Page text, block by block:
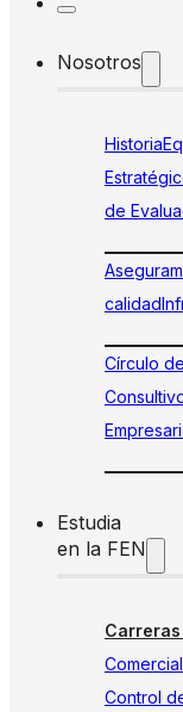
Nosotros
Historia
de
calidad
Círculo
Estudia
en la FEN
Comercial
Control